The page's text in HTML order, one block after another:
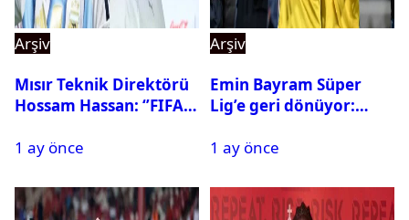
Arşiv
Mısır Teknik Direktörü
Hossam Hassan: ‘’FIFA,
istemiyor’’
1 ay önce
Arşiv
Emin Bayram Süper
Lig’e geri dönüyor:
1 ay önce